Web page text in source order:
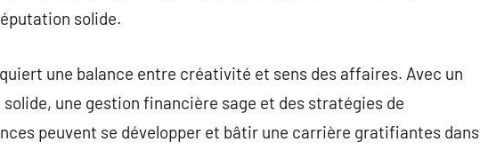
solide.
une balance entre créativité et sens des affaires. Avec un
une gestion financière sage et des stratégies de
peuvent se développer et bâtir une carrière gratifiantes dans